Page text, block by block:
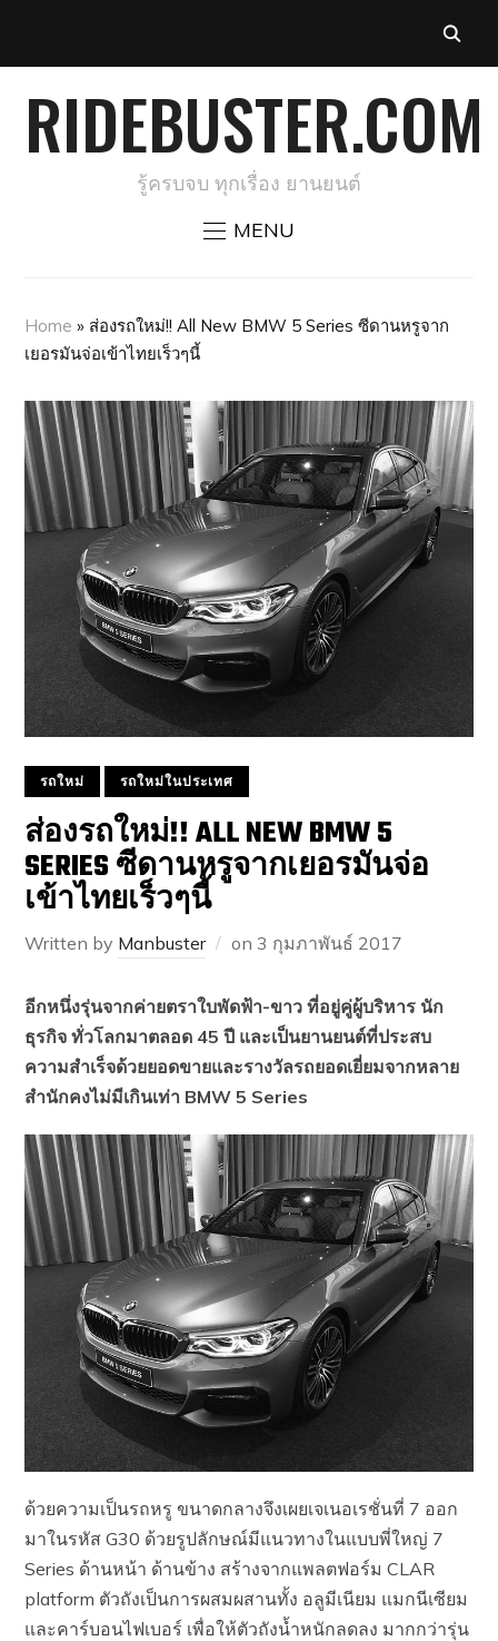
RIDEBUSTER.COM
รู้ครบจบ ทุกเรื่อง ยานยนต์
MENU
Home » ส่องรถใหม่!! All New BMW 5 Series ซีดานหรูจาก
เยอรมันจ่อเข้าไทยเร็วๆนี้
รถใหม่ รถใหม่ในประเทศ
ส่องรถใหม่!! ALL NEW BMW 5
SERIES ซีดานหรูจากเยอรมันจ่อ
เข้าไทยเร็วๆนี้
Written by Manbuster on3 กุมภาพันธ์ 2017
อีกหนึ่งรุ่นจากค่ายตราใบพัดฟ้า-ขาว ที่อยู่คู่ผู้บริหาร นัก
ธุรกิจ ทั่วโลกมาตลอด 45 ปี และเป็นยานยนต์ที่ประสบ
ความสำเร็จด้วยยอดขายและรางวัลรถยอดเยี่ยมจากหลาย
สำนักคงไม่มีเกินเท่า BMW 5 Series
ด้วยความเป็นรถหรู ขนาดกลางจึงเผยเจเนอเรชั่นที่ 7 ออก
มาในรหัส G30 ด้วยรูปลักษณ์มีแนวทางในแบบพี่ใหญ่ 7
Series ด้านหน้า ด้านข้าง สร้างจากแพลตฟอร์ม CLAR
platform ตัวถังเป็นการผสมผสานทั้ง อลูมีเนียม แมกนีเซียม
และคาร์บอนไฟเบอร์ เพื่อให้ตัวถังน้ำหนักลดลง มากกว่ารุ่น